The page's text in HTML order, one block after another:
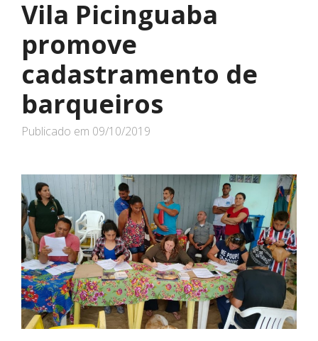
Vila Picinguaba
promove
cadastramento de
barqueiros
Publicado em 09/10/2019